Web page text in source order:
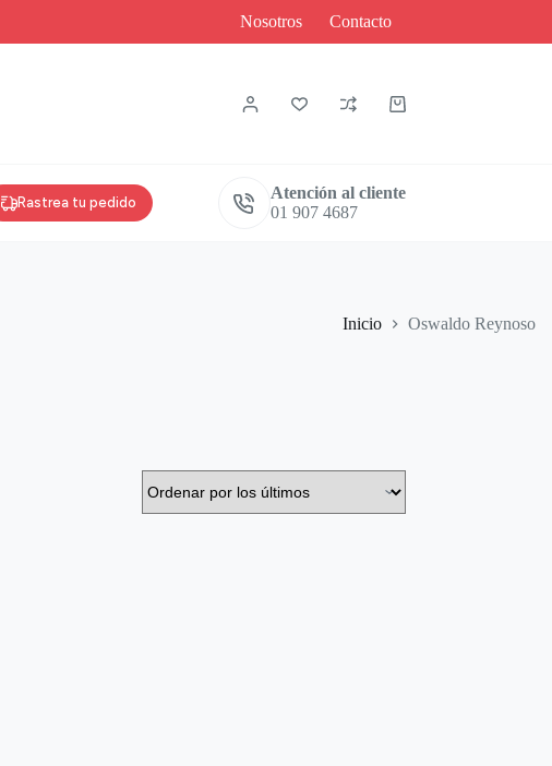
Nosotros Contacto
Carro
Rastrea tu pedido
Atención al cliente
01 907 4687
Inicio Oswaldo Reynoso